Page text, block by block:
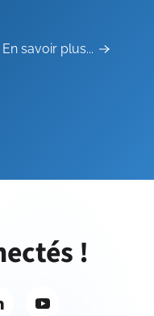
En savoir plus...
!